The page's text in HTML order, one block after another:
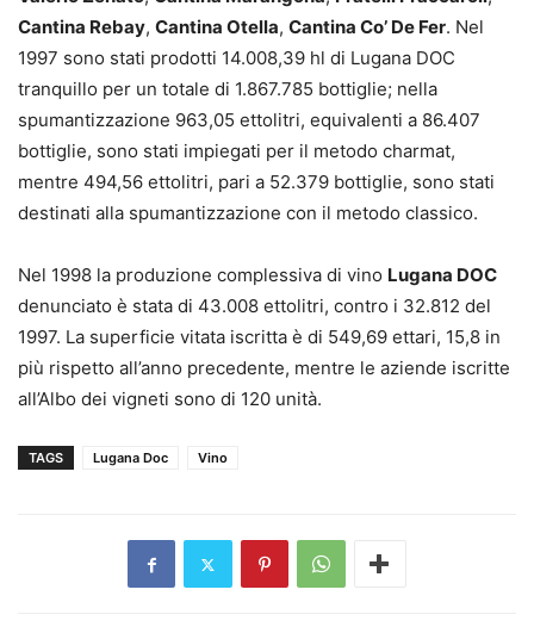
Cantina Rebay, Cantina Otella, Cantina Co’ De Fer. Nel
1997 sono stati prodotti 14.008,39 hl di Lugana DOC
tranquillo per un totale di 1.867.785 bottiglie; nella
spumantizzazione 963,05 ettolitri, equivalenti a 86.407
bottiglie, sono stati impiegati per il metodo charmat,
mentre 494,56 ettolitri, pari a 52.379 bottiglie, sono stati
destinati alla spumantizzazione con il metodo classico.
Nel 1998 la produzione complessiva di vino Lugana DOC
denunciato è stata di 43.008 ettolitri, contro i 32.812 del
1997. La superficie vitata iscritta è di 549,69 ettari, 15,8 in
più rispetto all’anno precedente, mentre le aziende iscritte
all’Albo dei vigneti sono di 120 unità.
TAGS Lugana Doc Vino